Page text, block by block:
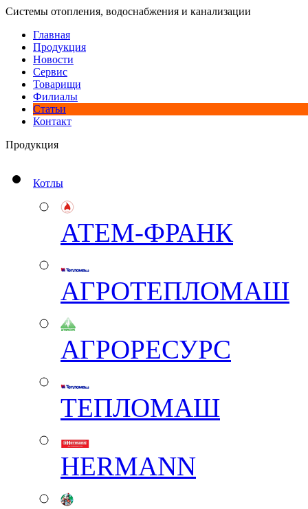
Системы отопления, водоснабжения и канализации
Главная
Продукция
Новости
Сервис
Товарищи
Филиалы
Статьи
Контакт
Продукция
Котлы
АТЕМ-ФРАНК
АГРОТЕПЛОМАШ
АГРОРЕСУРС
ТЕПЛОМАШ
HERMANN